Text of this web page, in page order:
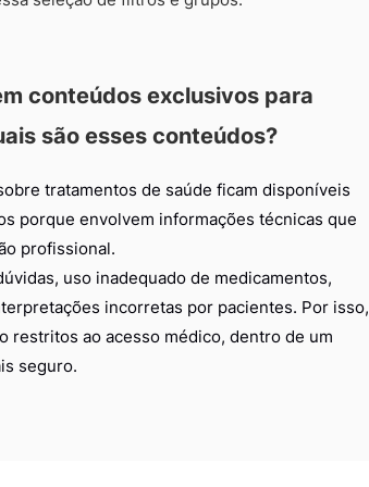
conteúdos exclusivos para
são esses conteúdos?
tratamentos de saúde ficam disponíveis
porque envolvem informações técnicas que
profissional.
uso inadequado de medicamentos,
incorretas por pacientes. Por isso,
restritos ao acesso médico, dentro de um
seguro.